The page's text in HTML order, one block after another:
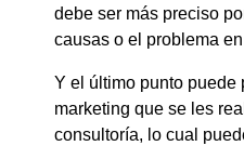
debe ser más preciso
causas o el problema
Y el último punto puede
marketing que se les
consultoría, lo cual